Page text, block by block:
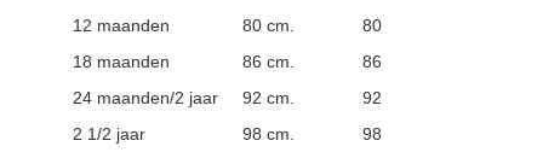
12 maanden
80 cm.
80
18 maanden
86 cm.
86
24 maanden/2 jaar
92 cm.
92
2 1/2 jaar
98 cm.
98